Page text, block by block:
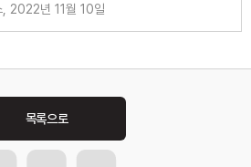
년 11월 10일